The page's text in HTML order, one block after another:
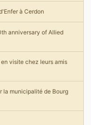
à Cerdon
anniversary of Allied
visite chez leurs amis
la municipalité de Bourg